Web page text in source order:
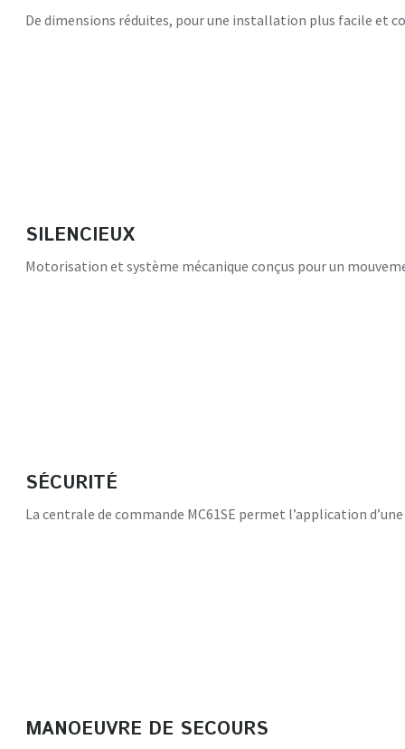
De dimensions réduites, pour une installation plus facile et
SILENCIEUX
Motorisation et système mécanique conçus pour un
SÉCURITÉ
La centrale de commande MC61SE permet l’application
MANOEUVRE DE SECOURS